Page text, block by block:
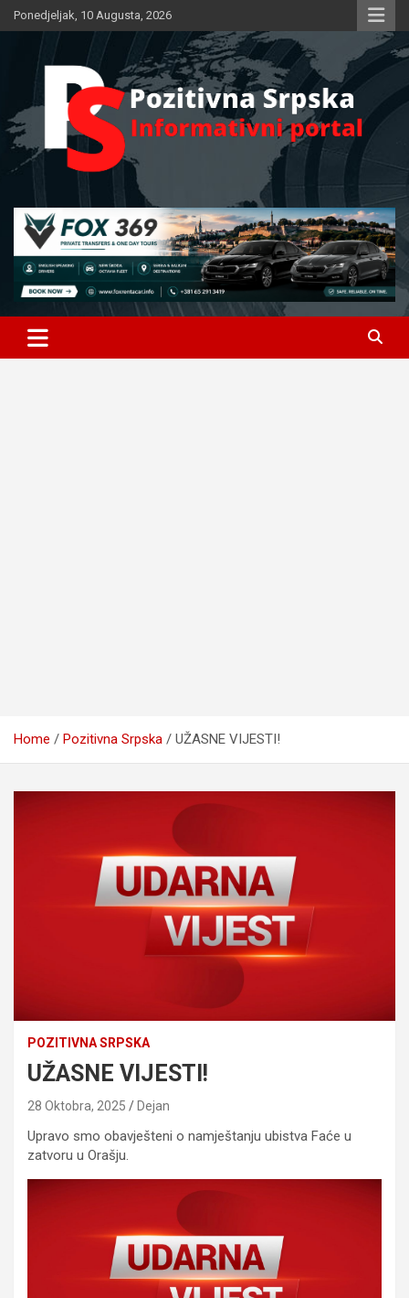
Skip
to
Ponedjeljak, 10 Augusta, 2026
Pozitivna Srpska
Home Pozitivna Srpska UŽASNE VIJESTI!
POZITIVNA SRPSKA
UŽASNE VIJESTI!
28 Oktobra, 2025 Dejan
Upravo smo obavješteni o namještanju ubistva Faće u
zatvoru u Orašju.